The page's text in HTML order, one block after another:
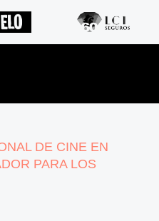
DE CINE EN
PARA LOS